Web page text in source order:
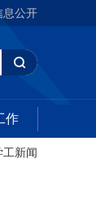
息公开
作
工新闻